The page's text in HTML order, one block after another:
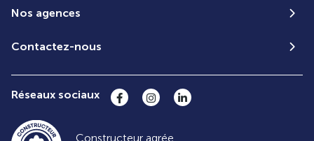
Nos agences
Contactez-nous
Réseaux sociaux
Constructeur agrée